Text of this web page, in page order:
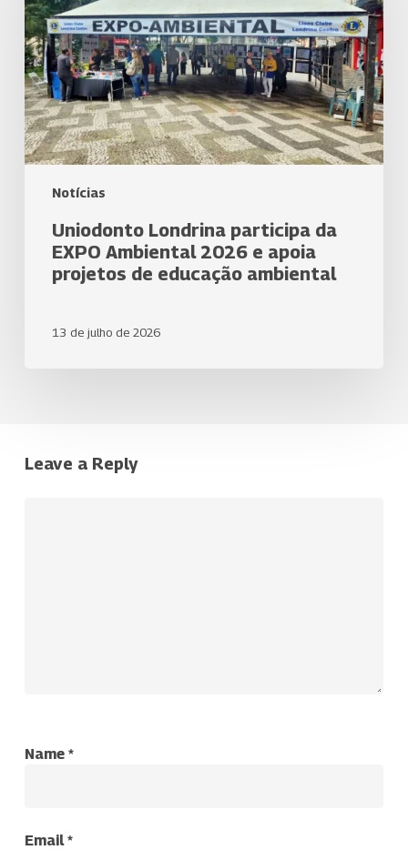
Notícias
EXPO
Ambiental
2026
e
apoia
projetos
de
educação
Uniodonto Londrina participa da
EXPO Ambiental 2026 e apoia
projetos de educação ambiental
13 de julho de 2026
Leave a Reply
Name *
Email*